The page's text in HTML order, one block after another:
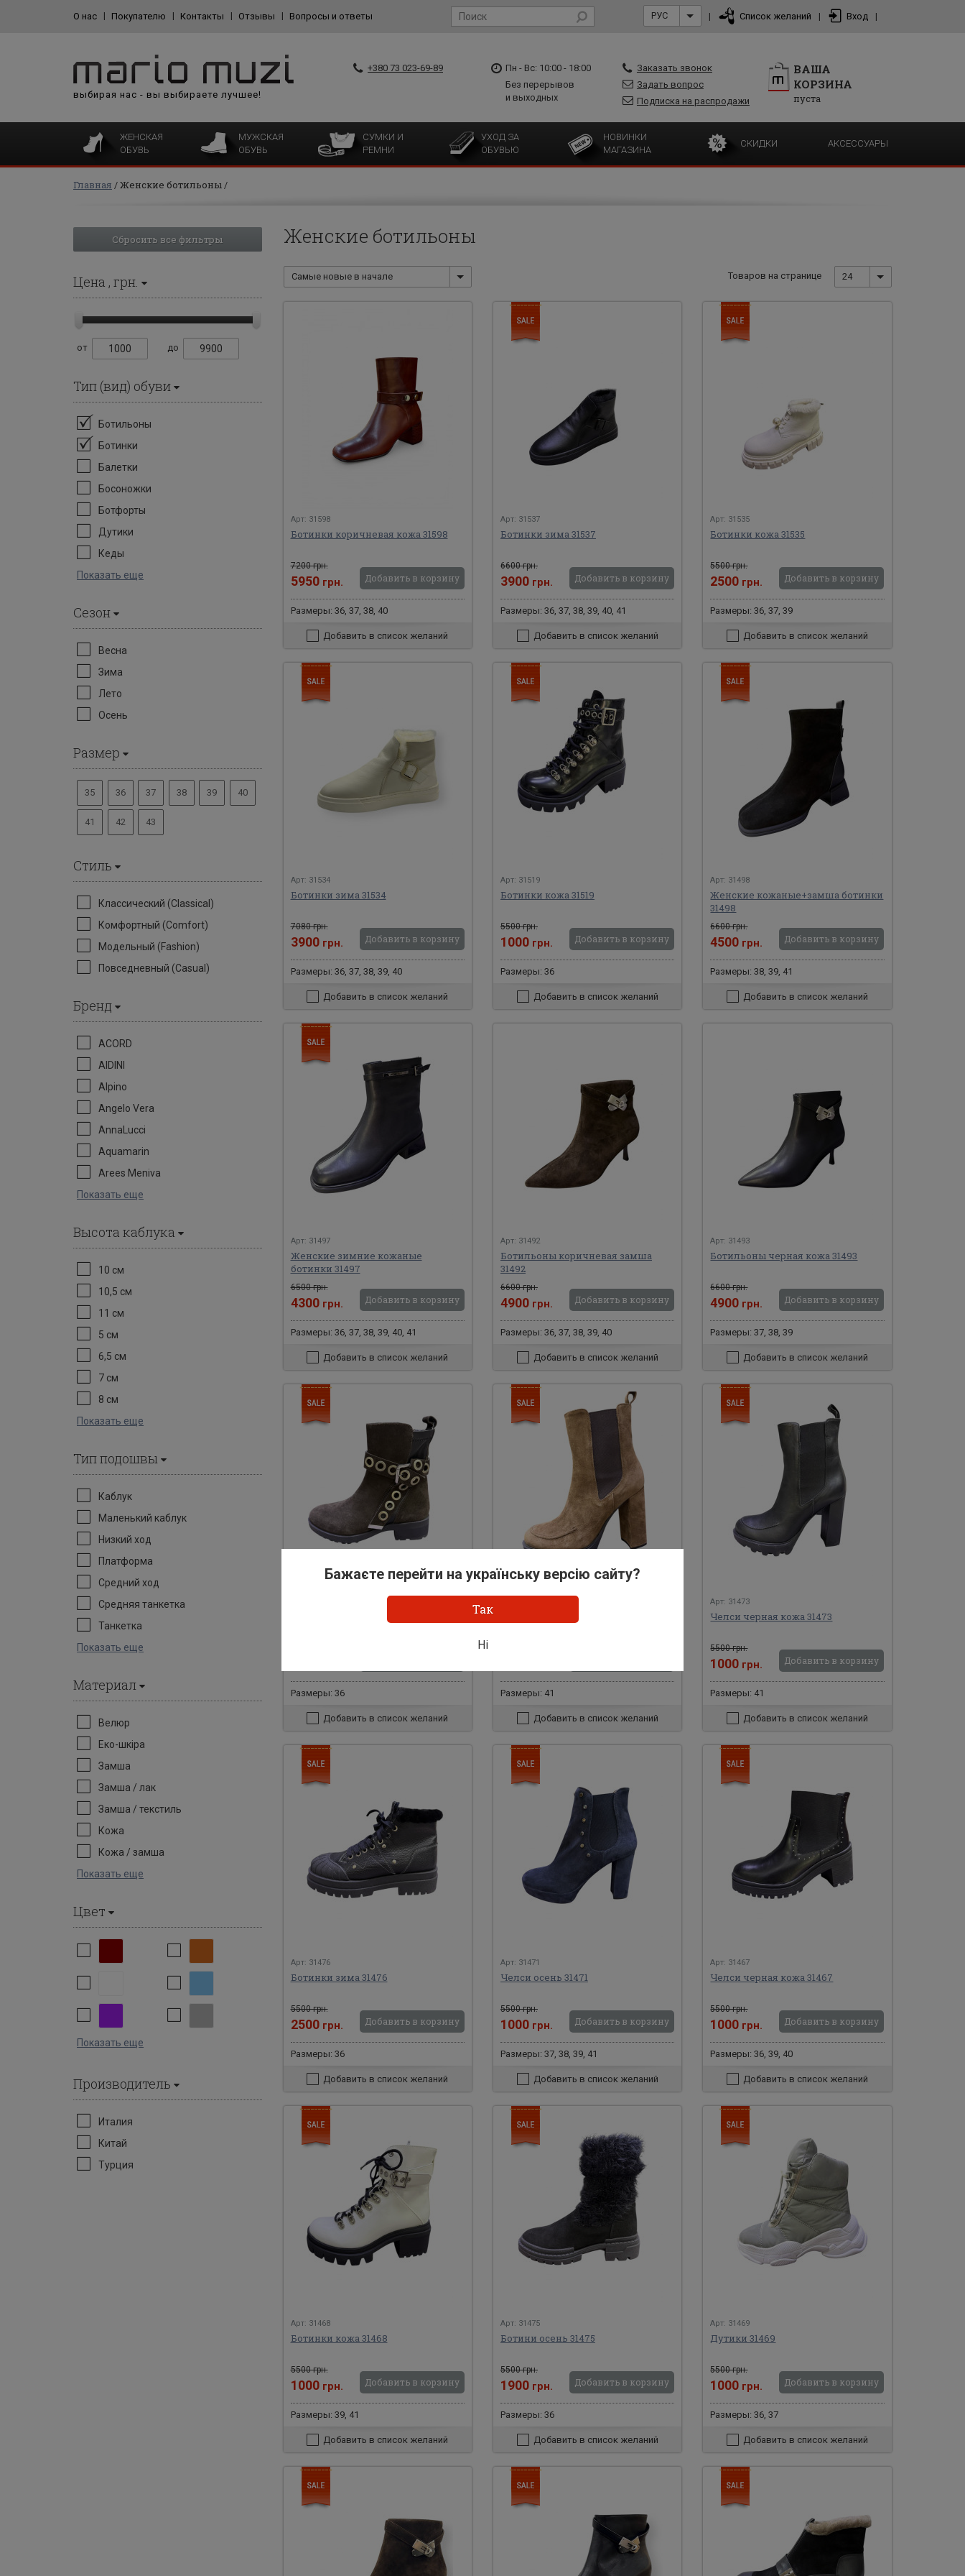
О нас Покупателю Контакты Отзывы Вопросы и ответы РУС | Список желаний | Вход |
выбирая нас - вы выбираете лучшее!
+380 73 023-69-89
Пн - Вс: 10:00 - 18:00
Без перерывов
и выходных
Заказать звонок
Задать вопрос
Подписка на распродажи
ВАША
КОРЗИНА
пуста
ЖЕНСКАЯ
ОБУВЬ
МУЖСКАЯ
ОБУВЬ
СУМКИ И
РЕМНИ
УХОД ЗА
ОБУВЬЮ
НОВИНКИ
МАГАЗИНА
СКИДКИ АКСЕССУАРЫ
Главная Женские ботильоны
Сбросить все фильтры
Цена , грн.
от до
Тип (вид) обуви
Ботильоны
Ботинки
Балетки
Босоножки
Ботфорты
Дутики
Кеды
Показать еще
Сезон
Весна
Зима
Лето
Осень
Размер
35 36 37 38 39 40
41 42 43
Стиль
Классический (Classical)
Комфортный (Comfort)
Модельный (Fashion)
Повседневный (Casual)
Бренд
ACORD
AIDINI
Alpino
Angelo Vera
AnnaLucci
Aquamarin
Arees Meniva
Показать еще
Высота каблука
10 см
10,5 см
11 см
5 см
6,5 см
7 см
8 см
Показать еще
Тип подошвы
Каблук
Маленький каблук
Низкий ход
Платформа
Средний ход
Средняя танкетка
Танкетка
Показать еще
Материал
Велюр
Еко-шкіра
Замша
Замша / лак
Замша / текстиль
Кожа
Кожа / замша
Показать еще
Цвет
Показать еще
Производитель
Италия
Китай
Турция
Женские ботильоны
Самые новые в начале Товаров на странице 24
Арт: 31598
Ботинки коричневая кожа 31598
7200 грн.
5950 грн. Добавить в корзину
Размеры: 36, 37, 38, 40
Добавить в список желаний
Арт: 31537
Ботинки зима 31537
6600 грн.
3900 грн. Добавить в корзину
Размеры: 36, 37, 38, 39, 40, 41
Добавить в список желаний
Арт: 31535
Ботинки кожа 31535
5500 грн.
2500 грн. Добавить в корзину
Размеры: 36, 37, 39
Добавить в список желаний
Арт: 31534
Ботинки зима 31534
7080 грн.
3900 грн. Добавить в корзину
Размеры: 36, 37, 38, 39, 40
Добавить в список желаний
Арт: 31519
Ботинки кожа 31519
5500 грн.
1000 грн. Добавить в корзину
Размеры: 36
Добавить в список желаний
Арт: 31498
Женские кожаные+замша ботинки
31498
6600 грн.
4500 грн. Добавить в корзину
Размеры: 38, 39, 41
Добавить в список желаний
Арт: 31497
Женские зимние кожаные
ботинки 31497
6500 грн.
4300 грн. Добавить в корзину
Размеры: 36, 37, 38, 39, 40, 41
Добавить в список желаний
Арт: 31492
Ботильоны коричневая замша
31492
6600 грн.
4900 грн. Добавить в корзину
Размеры: 36, 37, 38, 39, 40
Добавить в список желаний
Арт: 31493
Ботильоны черная кожа 31493
6600 грн.
4900 грн. Добавить в корзину
Размеры: 37, 38, 39
Добавить в список желаний
Размеры: 36
Добавить в список желаний
Размеры: 41
Добавить в список желаний
Арт: 31473
Челси черная кожа 31473
5500 грн.
1000 грн. Добавить в корзину
Размеры: 41
Добавить в список желаний
Арт: 31476
Ботинки зима 31476
5500 грн.
2500 грн. Добавить в корзину
Размеры: 36
Добавить в список желаний
Арт: 31471
Челси осень 31471
5500 грн.
1000 грн. Добавить в корзину
Размеры: 37, 38, 39, 41
Добавить в список желаний
Арт: 31467
Челси черная кожа 31467
5500 грн.
1000 грн. Добавить в корзину
Размеры: 36, 39, 40
Добавить в список желаний
Арт: 31468
Ботинки кожа 31468
5500 грн.
1000 грн. Добавить в корзину
Размеры: 39, 41
Добавить в список желаний
Арт: 31475
Ботини осень 31475
5500 грн.
1900 грн. Добавить в корзину
Размеры: 36
Добавить в список желаний
Арт: 31469
Дутики 31469
5500 грн.
1000 грн. Добавить в корзину
Размеры: 36, 37
Добавить в список желаний
Бажаєте перейти на українську версію сайту?
Так
Ні